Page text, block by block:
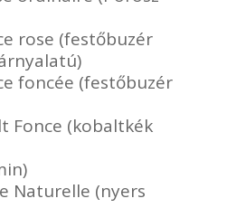
rose (festőbuzér
foncée (festőbuzér
Fonce (kobaltkék
Naturelle (nyers